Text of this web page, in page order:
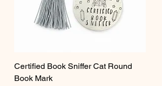
Certified Book Sniffer Cat Round
Book Mark